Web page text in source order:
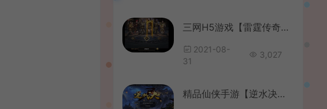
三网H5游戏【雷霆传奇H5】最新整理沙成霸业元宝交易火币版+详细搭建教程
2021-08-
31
3,027
精品仙侠手游【逆水决】最新整理WIN系一键即玩服务端+安卓苹果端+GM后台+详细搭建教程